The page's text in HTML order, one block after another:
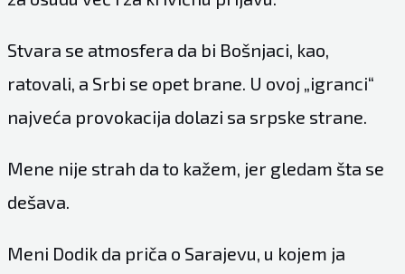
Stvara se atmosfera da bi Bošnjaci, kao,
ratovali, a Srbi se opet brane. U ovoj „igranci“
najveća provokacija dolazi sa srpske strane.
Mene nije strah da to kažem, jer gledam šta se
dešava.
Meni Dodik da priča o Sarajevu, u kojem ja